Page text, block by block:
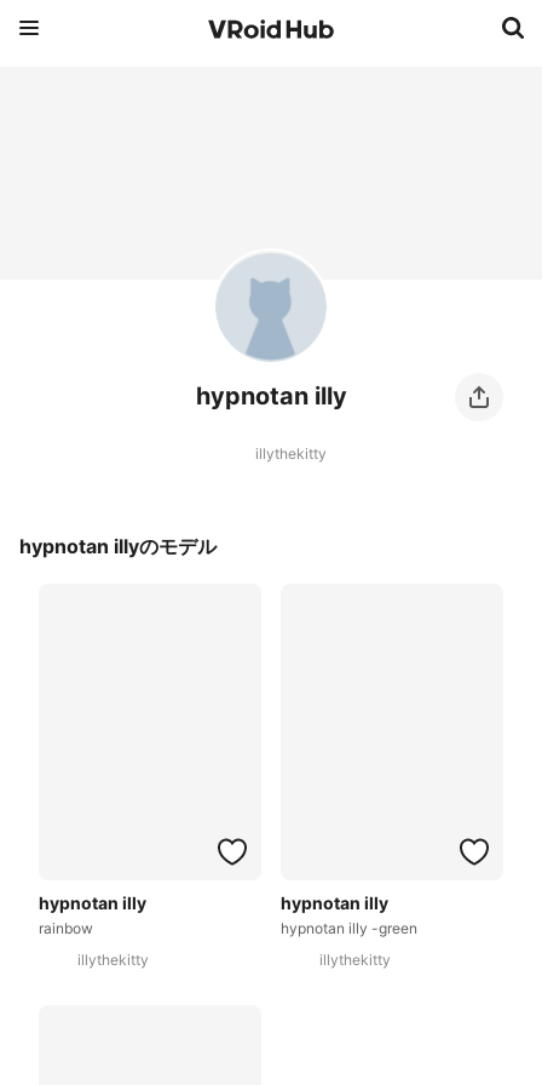
hypnotan illy
illythekitty
hypnotan illyのモデル
hypnotan illy
rainbow
illythekitty
hypnotan illy
hypnotan illy -green
illythekitty